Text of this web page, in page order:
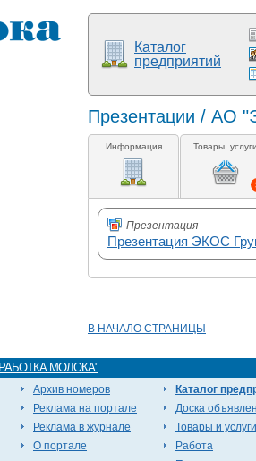
Каталог
предприятий
Презентации / АО
Информация Товары,
Презентация
Презентация ЭКОС
В НАЧАЛО СТРАНИЦЫ
МОЛОКА"
Архив номеров
Реклама на портале
Реклама в журнале
О портале
Каталог
Доска
Товары и услуги
Работа